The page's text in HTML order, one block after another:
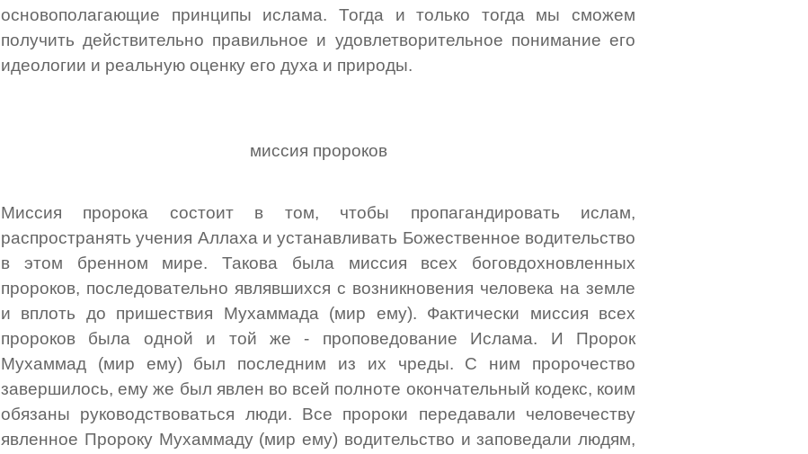
основополагающие принципы ислама. Тогда и только тогда мы сможем
получить действительно правильное и удовлетворительное понимание его
идеологии и реальную оценку его духа и природы.
миссия пророков
Миссия пророка состоит в том, чтобы пропагандировать ислам,
распространять учения Аллаха и устанавливать Божественное водительство
в этом бренном мире. Такова была миссия всех боговдохновленных
пророков, последовательно являвшихся с возникновения человека на земле
и вплоть до пришествия Мухаммада (мир ему). Фактически миссия всех
пророков была одной и той же - проповедование Ислама. И Пророк
Мухаммад (мир ему) был последним из их чреды. С ним пророчество
завершилось, ему же был явлен во всей полноте окончательный кодекс, коим
обязаны руководствоваться люди. Все пророки передавали человечеству
явленное Пророку Мухаммаду (мир ему) водительство и заповедали людям,